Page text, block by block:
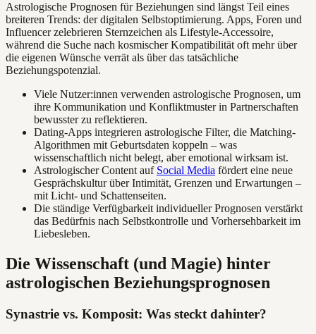
Astrologische Prognosen für Beziehungen sind längst Teil eines
breiteren Trends: der digitalen Selbstoptimierung. Apps, Foren und
Influencer zelebrieren Sternzeichen als Lifestyle-Accessoire,
während die Suche nach kosmischer Kompatibilität oft mehr über
die eigenen Wünsche verrät als über das tatsächliche
Beziehungspotenzial.
Viele Nutzer:innen verwenden astrologische Prognosen, um
ihre Kommunikation und Konfliktmuster in Partnerschaften
bewusster zu reflektieren.
Dating-Apps integrieren astrologische Filter, die Matching-
Algorithmen mit Geburtsdaten koppeln – was
wissenschaftlich nicht belegt, aber emotional wirksam ist.
Astrologischer Content auf Social Media fördert eine neue
Gesprächskultur über Intimität, Grenzen und Erwartungen –
mit Licht- und Schattenseiten.
Die ständige Verfügbarkeit individueller Prognosen verstärkt
das Bedürfnis nach Selbstkontrolle und Vorhersehbarkeit im
Liebesleben.
Die Wissenschaft (und Magie) hinter
astrologischen Beziehungsprognosen
Synastrie vs. Komposit: Was steckt dahinter?